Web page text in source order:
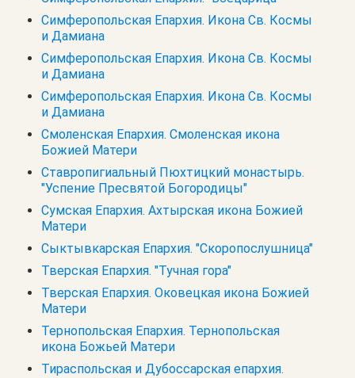
Симферопольская Епархия. Икона Св. Космы
и Дамиана
Симферопольская Епархия. Икона Св. Космы
и Дамиана
Симферопольская Епархия. Икона Св. Космы
и Дамиана
Смоленская Епархия. Смоленская икона
Божией Матери
Ставропигиальный Пюхтицкий монастырь.
"Успение Пресвятой Богородицы"
Сумская Епархия. Ахтырская икона Божией
Матери
Сыктывкарская Епархия. "Скоропослушница"
Тверская Епархия. "Тучная гора"
Тверская Епархия. Оковецкая икона Божией
Матери
Тернопольская Епархия. Тернопольская
икона Божьей Матери
Тираспольская и Дубоссарская епархия.